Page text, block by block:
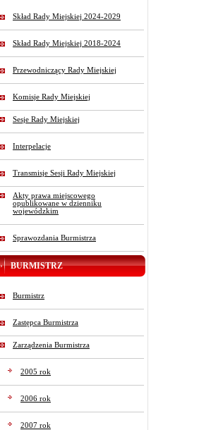
Skład Rady Miejskiej 2024-2029
Skład Rady Miejskiej 2018-2024
Przewodniczący Rady Miejskiej
Komisje Rady Miejskiej
Sesje Rady Miejskiej
Interpelacje
Transmisje Sesji Rady Miejskiej
Akty prawa miejscowego
opublikowane w dzienniku
wojewódzkim
Sprawozdania Burmistrza
BURMISTRZ
Burmistrz
Zastępca Burmistrza
Zarządzenia Burmistrza
2005 rok
2006 rok
2007 rok